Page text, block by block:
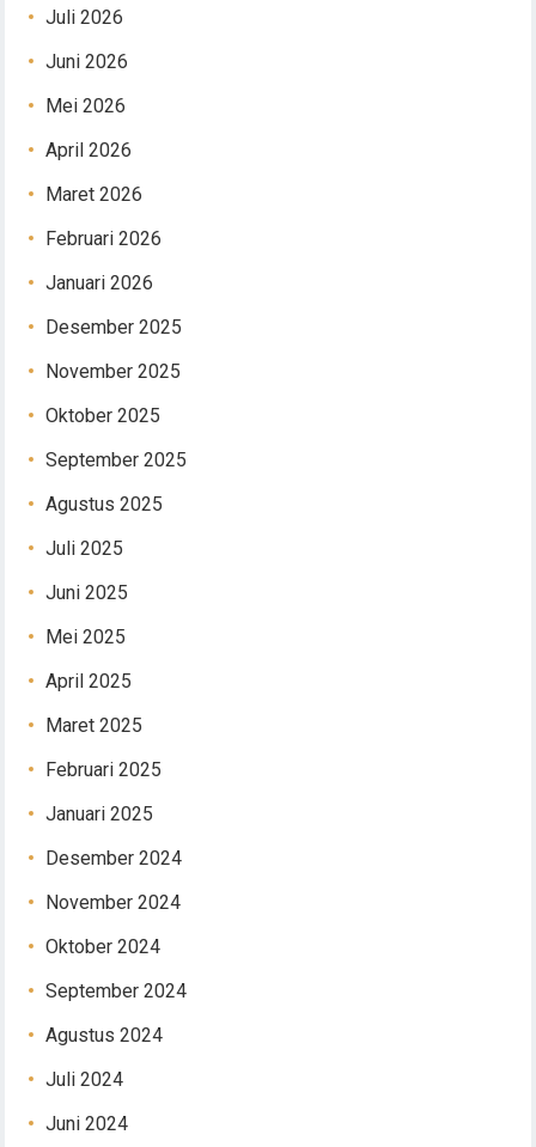
Juli 2026
Juni 2026
Mei 2026
April 2026
Maret 2026
Februari 2026
Januari 2026
Desember 2025
November 2025
Oktober 2025
September 2025
Agustus 2025
Juli 2025
Juni 2025
Mei 2025
April 2025
Maret 2025
Februari 2025
Januari 2025
Desember 2024
November 2024
Oktober 2024
September 2024
Agustus 2024
Juli 2024
Juni 2024